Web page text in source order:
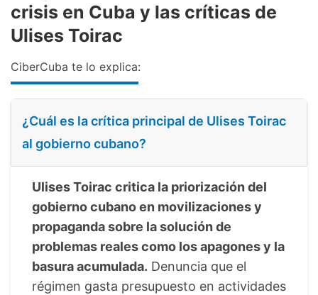
crisis en Cuba y las críticas de
Ulises Toirac
CiberCuba te lo explica:
¿Cuál es la crítica principal de Ulises Toirac
al gobierno cubano?
Ulises Toirac critica la priorización del
gobierno cubano en movilizaciones y
propaganda sobre la solución de
problemas reales como los apagones y la
basura acumulada. Denuncia que el
régimen gasta presupuesto en actividades